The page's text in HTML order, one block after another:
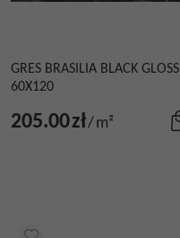
GRES BRASILIA BLACK GLOSS
60X120
205.00zł/m²